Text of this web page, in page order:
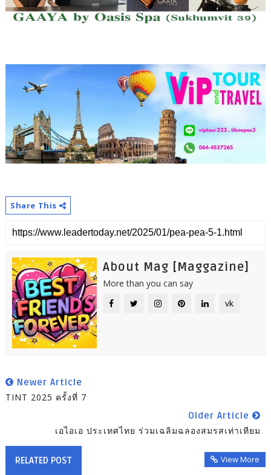
Share This
About Mag [Maggazine]
More than you can say
vk
Newer Article
TINT 2025 ครั้งที่ 7
Older Article
เอไอเอ ประเทศไทย ร่วมเฉลิมฉลองสมรสเท่าเทียม
RELATED POST View More